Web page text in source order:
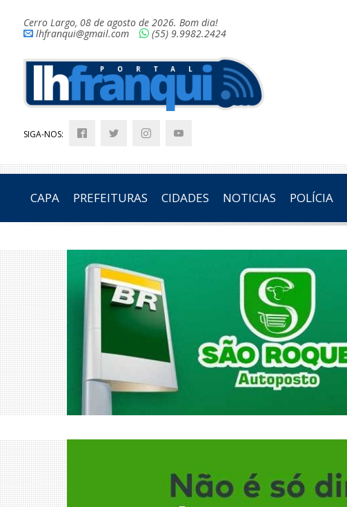
Cerro Largo, 08 de agosto de 2026. Bom dia!
lhfranqui@gmail.com
(55) 9.9982.2424
SIGA-NOS:
CAPA PREFEITURAS CIDADES NOTICIAS POLÍCIA